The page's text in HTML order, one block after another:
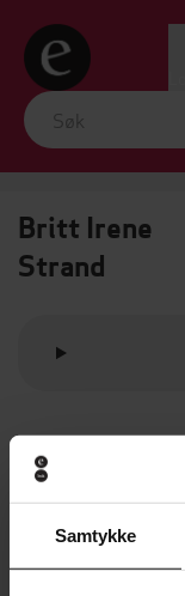
Samtykke
Britt Irene
Strand